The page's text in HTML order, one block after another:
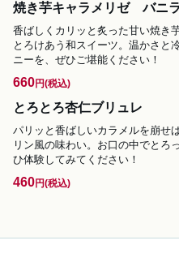
焼き芋キャラメリゼ バニ
香ばしくカリッと炙った甘い焼き
とろけあう和スイーツ。温かさと
ニーを、ぜひご堪能ください！
660円(税込)
とろとろ杏仁ブリュレ
パリッと香ばしいカラメルを崩せ
リン風の味わい。お口の中でとろ
ひ体験してみてください！
460円(税込)